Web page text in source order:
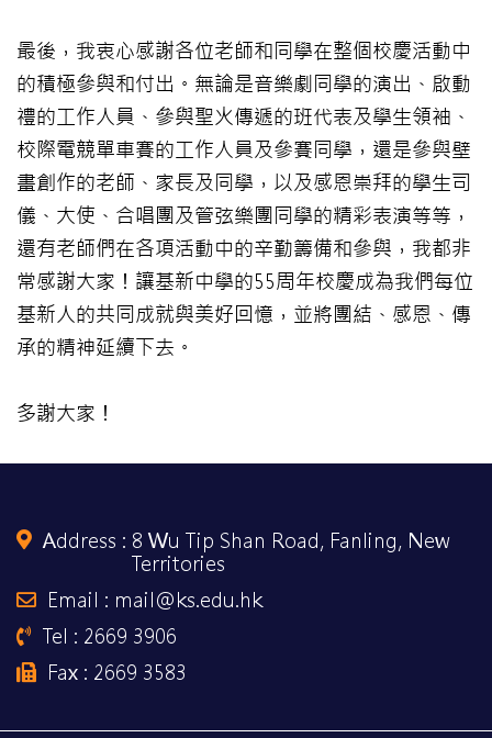
最後，我衷心感謝各位老師和同學在整個校慶活動中
的積極參與和付出。無論是音樂劇同學的演出、啟動
禮的工作人員、參與聖火傳遞的班代表及學生領袖、
校際電競單車賽的工作人員及參賽同學，還是參與壁
畫創作的老師、家長及同學，以及感恩崇拜的學生司
儀、大使、合唱團及管弦樂團同學的精彩表演等等，
還有老師們在各項活動中的辛勤籌備和參與，我都非
常感謝大家！讓基新中學的55周年校慶成為我們每位
基新人的共同成就與美好回憶，並將團結、感恩、傳
承的精神延續下去。
多謝大家！
Address : 8 Wu Tip Shan Road, Fanling, New
Territories
Email : mail@ks.edu.hk
Tel : 2669 3906
Fax : 2669 3583